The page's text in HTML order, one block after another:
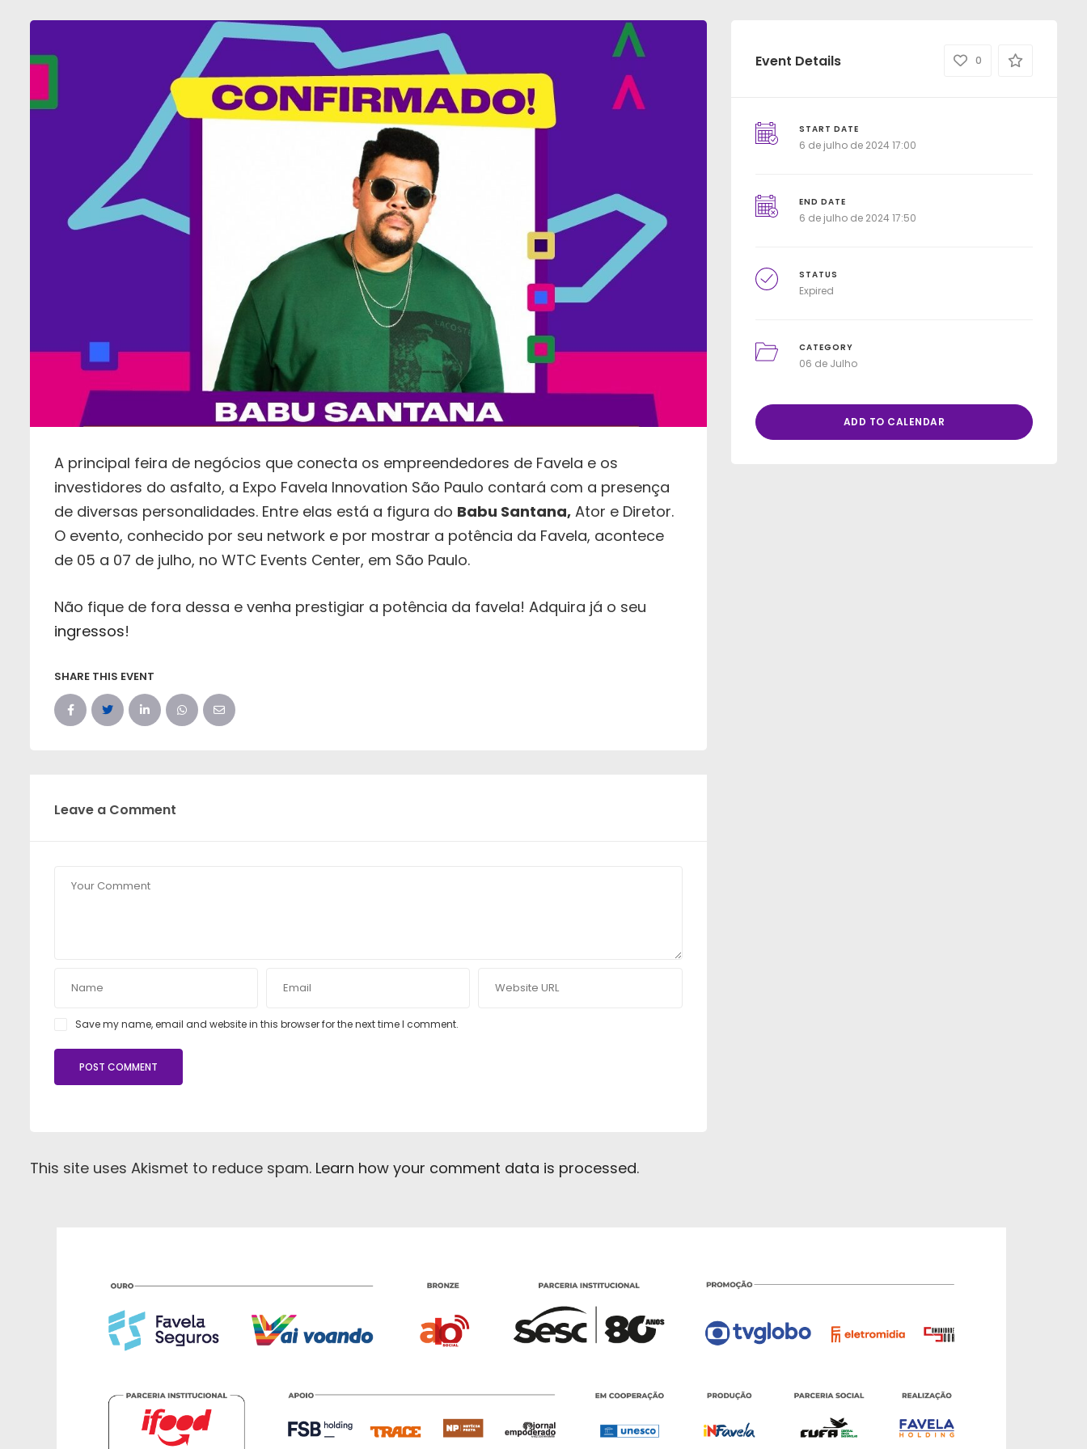
A principal feira de negócios que conecta os empreendedores de Favela e os
investidores do asfalto, a Expo Favela Innovation São Paulo contará com a presença
de diversas personalidades. Entre elas está a figura do Babu Santana, Ator e Diretor.
O evento, conhecido por seu network e por mostrar a potência da Favela, acontece
de 05 a 07 de julho, no WTC Events Center, em São Paulo.
Não fique de fora dessa e venha prestigiar a potência da favela! Adquira já o seu
ingressos!
SHARE THIS EVENT
Leave a Comment
Save my name, email and website in this browser for the next time I comment.
This site uses Akismet to reduce spam. Learn how your comment data is processed.
Event Details 0
START DATE
6 de julho de 2024 17:00
END DATE
6 de julho de 2024 17:50
STATUS
Expired
CATEGORY
06 de Julho
ADD TO CALENDAR